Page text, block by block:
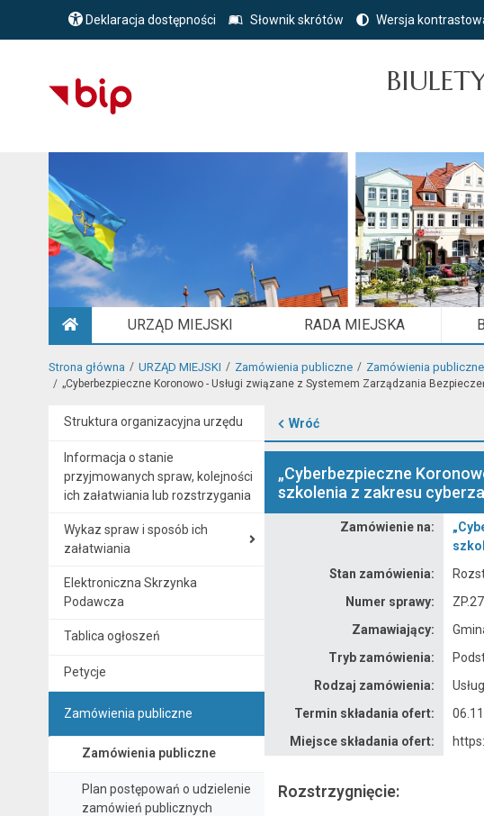
Deklaracja dostępności Słownik skrótów Wersja
URZĄD MIEJSKI RADA MIEJSKA
Strona główna URZĄD MIEJSKI Zamówienia publiczne Zamówienia publiczne
„Cyberbezpieczne Koronowo - Usługi związane z Systemem Zarządzania
Struktura organizacyjna urzędu
Informacja o stanie
przyjmowanych spraw, kolejności
ich załatwiania lub rozstrzygania
Wykaz spraw i sposób ich
załatwiania
Elektroniczna Skrzynka
Podawcza
Tablica ogłoszeń
Petycje
Zamówienia publiczne
Zamówienia publiczne
Plan postępowań o udzielenie
zamówień publicznych
Wróć
„Cyberbezpieczne
szkolenia z zakresu
Zamówienie na:
Stan zamówienia:
Numer sprawy:
Zamawiający:
Tryb zamówienia:
Rodzaj zamówienia:
Termin składania ofert:
Miejsce składania ofert:
Rozstrzygnięcie: